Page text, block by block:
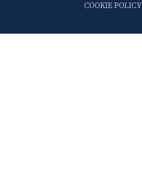
COOKIE POLICY